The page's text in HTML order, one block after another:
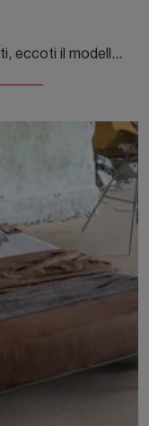
Se desideri letti matrimoniali imbottiti, eccoti il modello Oasi in pelle per completare la zona notte.